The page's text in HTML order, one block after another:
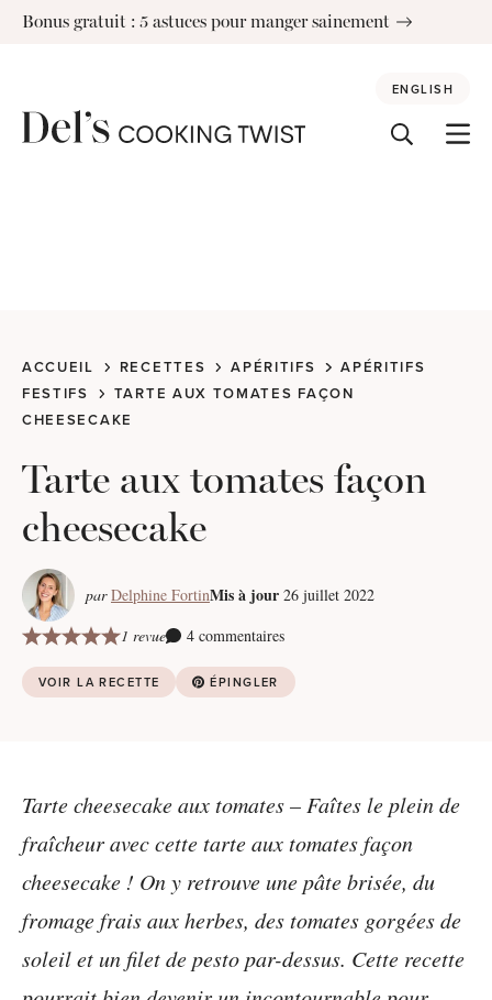
SkipBonus gratuit : 5 astuces pour manger sainement
ENGLISH
ACCUEIL RECETTES APÉRITIFS
APÉRITIFS
FESTIFS
TARTE AUX TOMATES FAÇON
CHEESECAKE
Tarte aux tomates façon
cheesecake
par Delphine FortinMis à jour 26 juillet 2022
1 revue
4 commentaires
VOIR LA RECETTE ÉPINGLER
Tarte cheesecake aux tomates – Faîtes le plein de
fraîcheur avec cette tarte aux tomates façon
cheesecake ! On y retrouve une pâte brisée, du
fromage frais aux herbes, des tomates gorgées de
soleil et un filet de pesto par-dessus. Cette recette